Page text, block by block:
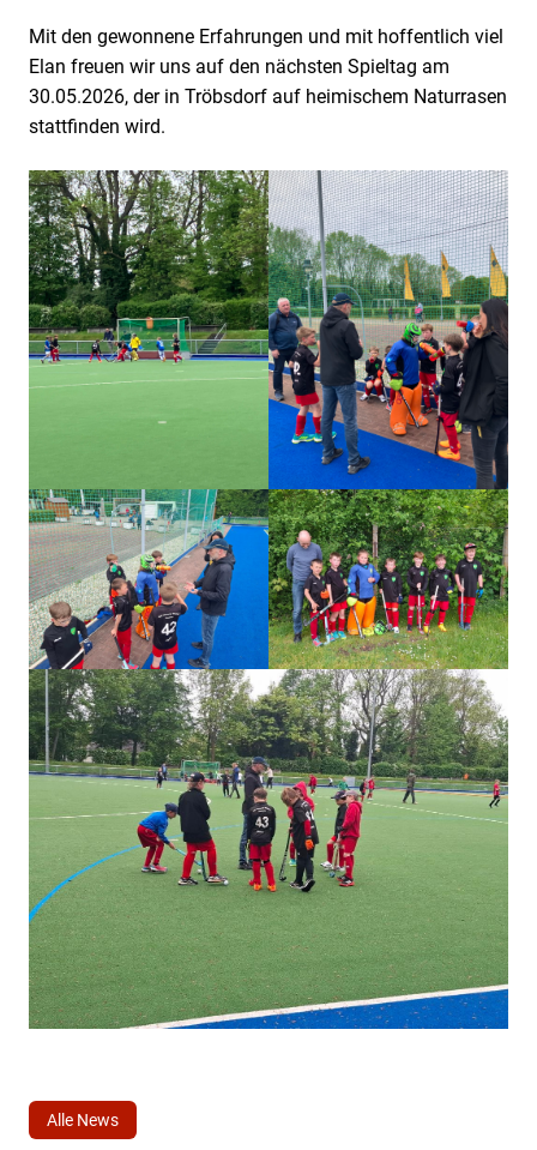
Mit den gewonnene Erfahrungen und mit hoffentlich viel
Elan freuen wir uns auf den nächsten Spieltag am
30.05.2026, der in Tröbsdorf auf heimischem Naturrasen
stattfinden wird.
Alle News